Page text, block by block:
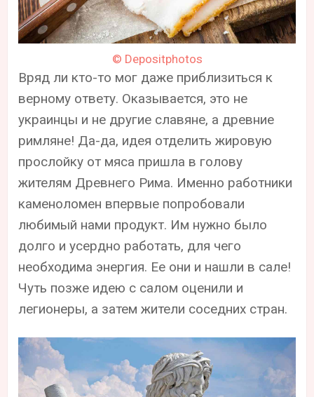
© Depositphotos
Вряд ли кто-то мог даже приблизиться к
верному ответу. Оказывается, это не
украинцы и не другие славяне, а древние
римляне! Да-да, идея отделить жировую
прослойку от мяса пришла в голову
жителям Древнего Рима. Именно работники
каменоломен впервые попробовали
любимый нами продукт. Им нужно было
долго и усердно работать, для чего
необходима энергия. Ее они и нашли в сале!
Чуть позже идею с салом оценили и
легионеры, а затем жители соседних стран.